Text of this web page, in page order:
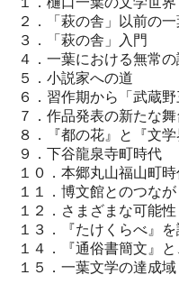
２．「萩の舎」以前の
３．「萩の舎」入門
４．一葉における無常
５．小説家への道
６．習作期から「武蔵
７．作品発表の新たな舞
８．『都の花』と『文
９．下谷龍泉寺町時代
１０．本郷丸山福山町
１１．博文館とのつなが
１２．さまざまな可能性
１３．『たけくらべ』を
１４．『通俗書簡文』
１５．一葉文学の達成域